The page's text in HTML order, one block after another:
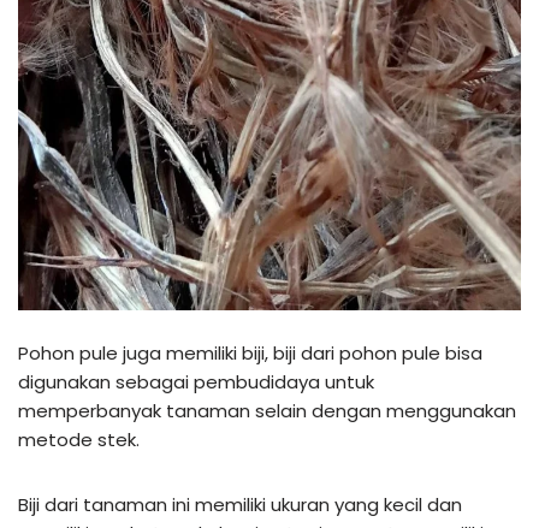
Pohon pule juga memiliki biji, biji dari pohon pule bisa
digunakan sebagai pembudidaya untuk
memperbanyak tanaman selain dengan menggunakan
metode stek.
Biji dari tanaman ini memiliki ukuran yang kecil dan